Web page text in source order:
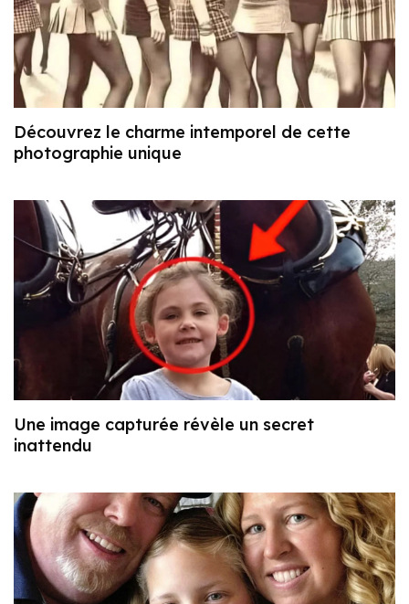
Découvrez le charme intemporel de cette
photographie unique
Une image capturée révèle un secret
inattendu